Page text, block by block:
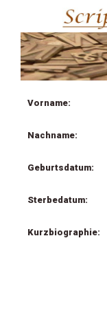
Vorname:
Nachname:
Geburtsdatum:
Sterbedatum:
Kurzbiographie: